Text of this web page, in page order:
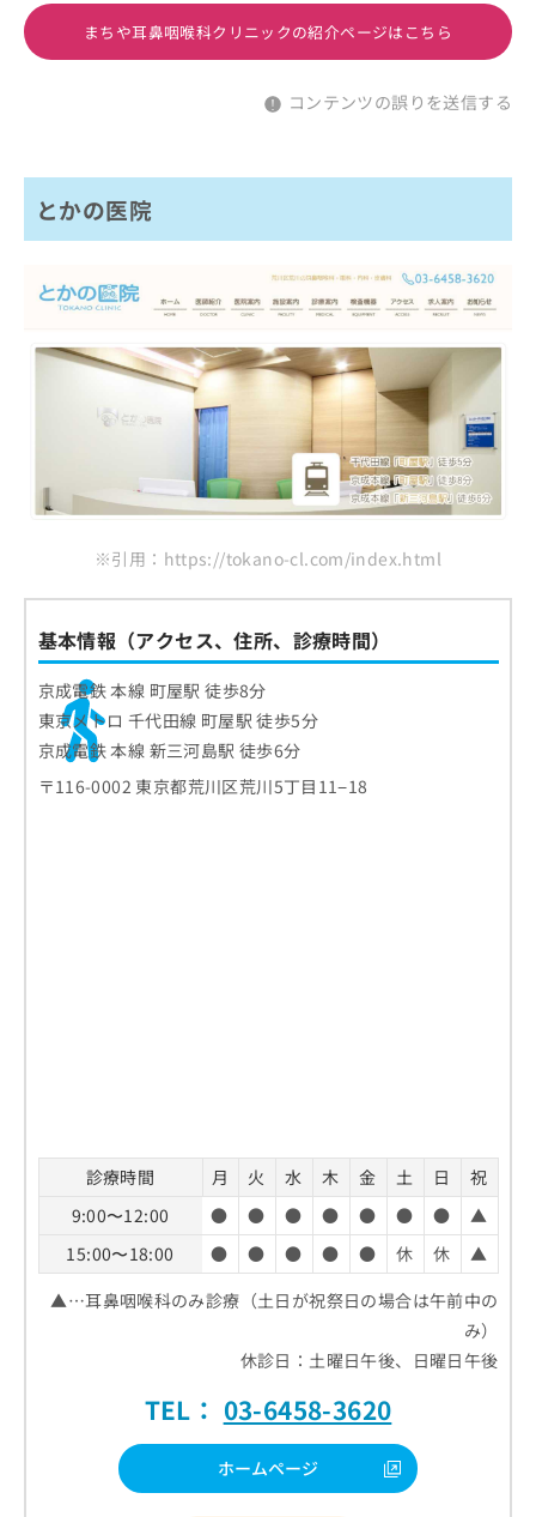
まちや耳鼻咽喉科クリニックの紹介ページはこちら
コンテンツの誤りを送信する
とかの医院
※引用：https://tokano-cl.com/index.html
基本情報（アクセス、住所、診療時間）
京成電鉄 本線 町屋駅 徒歩8分
東京メトロ 千代田線 町屋駅 徒歩5分
京成電鉄 本線 新三河島駅 徒歩6分
〒116-0002 東京都荒川区荒川5丁目11−18
診療時間 月 火 水 木 金 土 日
祝
9:00〜12:00
● ● ● ● ● ● ●
▲
15:00〜18:00
● ● ● ● ● 休 休
▲
▲…耳鼻咽喉科のみ診療（土日が祝祭日の場合は午前中の
み）
休診日：土曜日午後、日曜日午後
TEL： 03-6458-3620
ホームページ